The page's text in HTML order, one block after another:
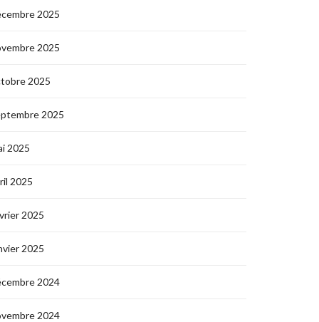
2025
2025
2025
2025
2025
2025
2025
2025
2024
2024